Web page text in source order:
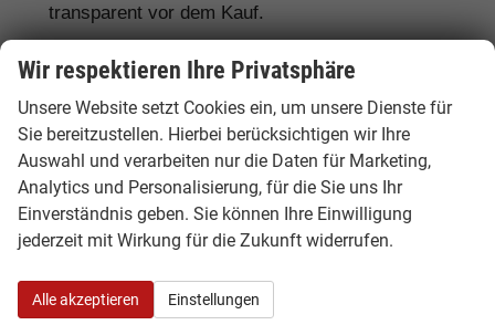
transparent vor dem Kauf.
Für Familien: Skoda Octavia, Superb,
Für Pendler:Skoda Fabia, Scala, Octavia
und Kamiq
Für Vielfahrer:Skoda Octavia, Superb und
Diesel- oder Automatikmodelle
Für SUV-Fans:Skoda Kamiq, Karoq, Kodiaq
und Enyaq
Wir respektieren Ihre Privatsphäre
Unsere Website setzt Cookies ein, um unsere Dienste für
Sie bereitzustellen. Hierbei berücksichtigen wir Ihre
Auswahl und verarbeiten nur die Daten für Marketing,
Analytics und Personalisierung, für die Sie uns Ihr
Einverständnis geben. Sie können Ihre Einwilligung
jederzeit mit Wirkung für die Zukunft widerrufen.
Alle akzeptieren Einstellungen